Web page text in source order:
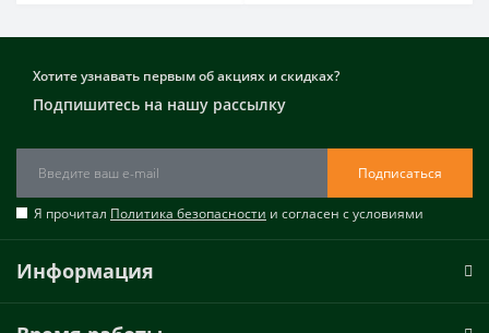
Хотите узнавать первым об акциях и скидках?
Подпишитесь на нашу рассылку
Подписаться
Я прочитал Политика безопасности и согласен с условиями
Информация